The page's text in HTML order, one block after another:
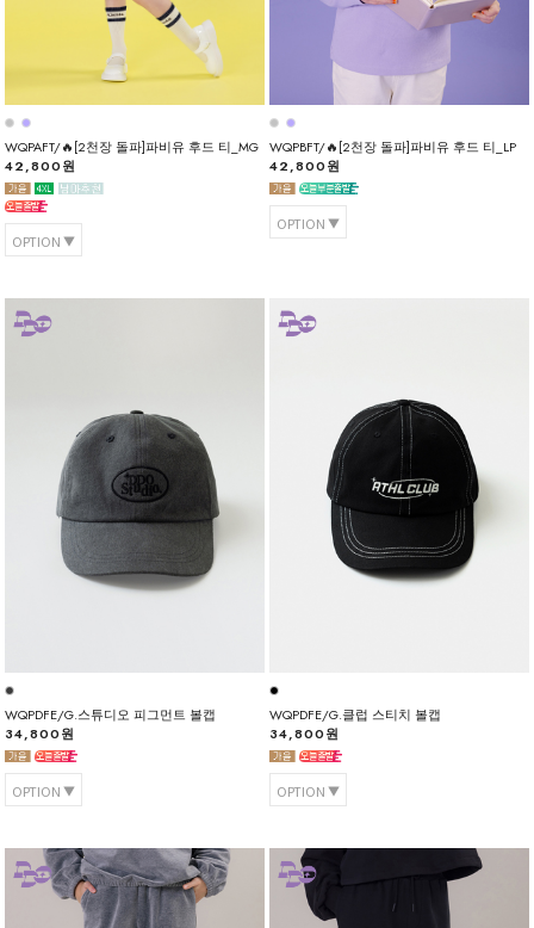
WQPAFT/🔥[2천장 돌파]파비유 후드 티_MG
42,800원
OPTION
WQPBFT/🔥[2천장 돌파]파비유 후드 티_LP
42,800원
OPTION
WQPDFE/G.스튜디오 피그먼트 볼캡
34,800원
OPTION
WQPDFE/G.클럽 스티치 볼캡
34,800원
OPTION